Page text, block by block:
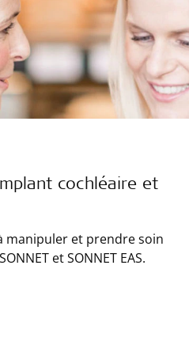
cochléaire et
manipuler et prendre soin
et SONNET EAS.